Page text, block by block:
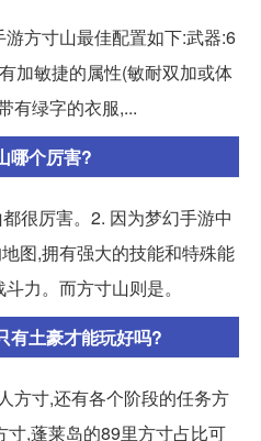
方寸山最佳配置如下:武器:6
加敏捷的属性(敏耐双加或体
有绿字的衣服,...
哪个厉害?
很厉害。2. 因为梦幻手游中
图,拥有强大的技能和特殊能
力。而方寸山则是。
有土豪才能玩好吗?
方寸,还有各个阶段的任务方
,蓬莱岛的89里方寸占比可